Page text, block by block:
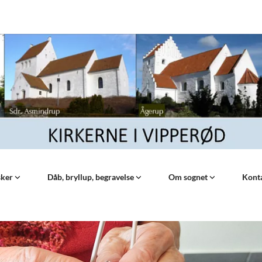
Dåb, bryllup, begravelse Om sognet